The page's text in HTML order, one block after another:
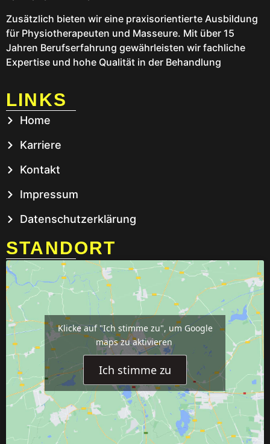
Zusätzlich bieten wir eine praxisorientierte Ausbildung
für Physiotherapeuten und Masseure. Mit über 15
Jahren Berufserfahrung gewährleisten wir fachliche
Expertise und hohe Qualität in der Behandlung
LINKS
Home
Karriere
Kontakt
Impressum
Datenschutzerklärung
STANDORT
Klicke auf "Ich stimme zu", um Google
maps zu aktivieren
Ich stimme zu